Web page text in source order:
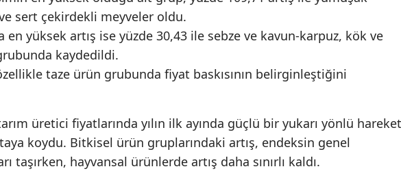
sert çekirdekli meyveler oldu.
en yüksek artış ise yüzde 30,43 ile sebze ve kavun-karpuz, kök ve
kaydedildi.
taze ürün grubunda fiyat baskısının belirginleştiğini
üretici fiyatlarında yılın ilk ayında güçlü bir yukarı yönlü hareket
koydu. Bitkisel ürün gruplarındaki artış, endeksin genel
taşırken, hayvansal ürünlerde artış daha sınırlı kaldı.